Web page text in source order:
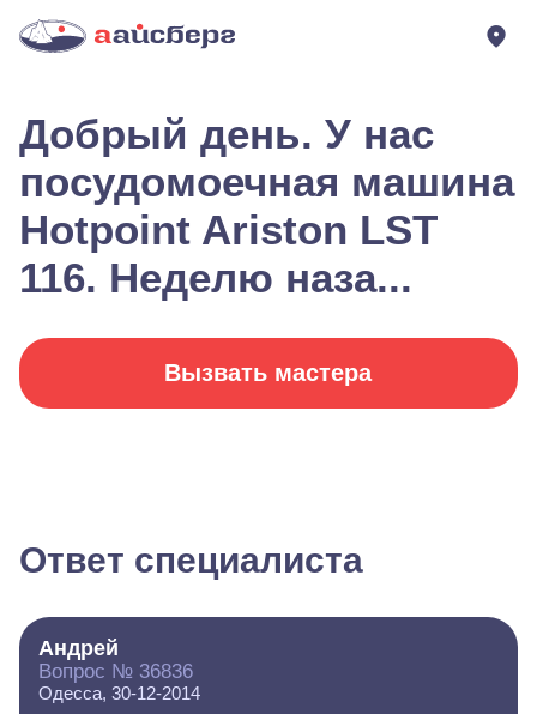
Добрый день. У нас
посудомоечная машина
Hotpoint Ariston LST
116. Неделю наза...
Вызвать мастера
Ответ специалиста
Андрей
Вопрос № 36836
Одесса, 30-12-2014